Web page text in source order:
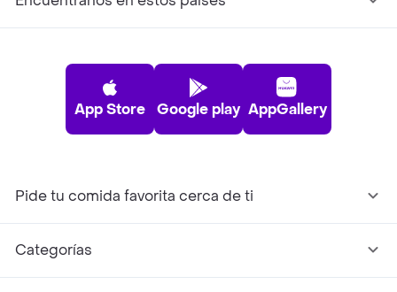
App Store Google play AppGallery
Pide tu comida favorita cerca de ti
Categorías